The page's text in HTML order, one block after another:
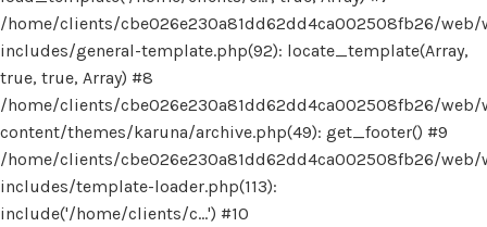
/home/clients/cbe026e230a81dd62dd4ca002508fb26/web/
includes/general-template.php(92): locate_template(Array,
true, true, Array) #8
/home/clients/cbe026e230a81dd62dd4ca002508fb26/web/
content/themes/karuna/archive.php(49): get_footer() #9
/home/clients/cbe026e230a81dd62dd4ca002508fb26/web/
includes/template-loader.php(113):
include('/home/clients/c...') #10